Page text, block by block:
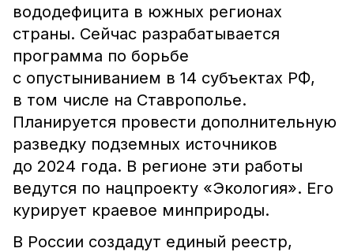
вододефицита в южных регионах
страны. Сейчас разрабатывается
программа по борьбе
с опустыниванием в 14 субъектах РФ,
в том числе на Ставрополье.
Планируется провести дополнительную
разведку подземных источников
до 2024 года. В регионе эти работы
ведутся по нацпроекту «Экология». Его
курирует краевое минприроды.
В России создадут единый реестр,